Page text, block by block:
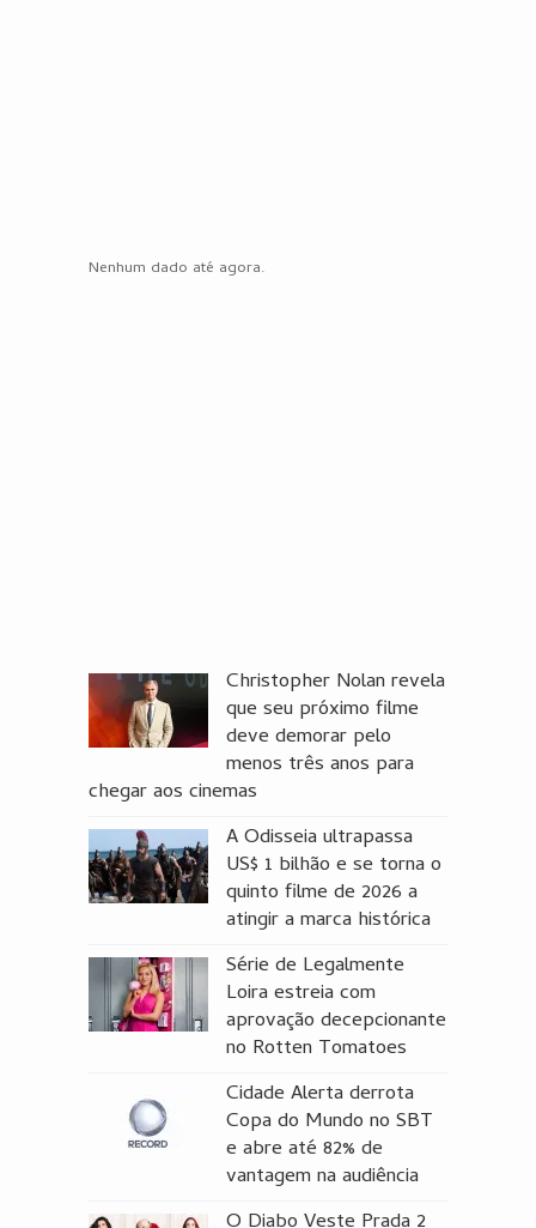
Nenhum dado até agora.
Christopher Nolan revela
que seu próximo filme
deve demorar pelo
menos três anos para
chegar aos cinemas
A Odisseia ultrapassa
US$ 1 bilhão e se torna o
quinto filme de 2026 a
atingir a marca histórica
Série de Legalmente
Loira estreia com
aprovação decepcionante
no Rotten Tomatoes
Cidade Alerta derrota
Copa do Mundo no SBT
e abre até 82% de
vantagem na audiência